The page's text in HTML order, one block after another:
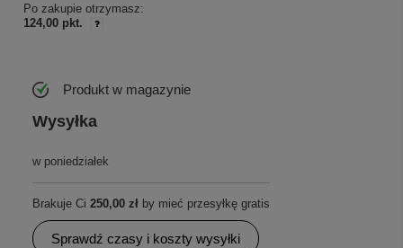
Po zakupie otrzymasz:
124,00 pkt.
Produkt w magazynie
Wysyłka
w poniedziałek
Brakuje Ci 250,00 zł by mieć przesyłkę gratis
Sprawdź czasy i koszty wysyłki